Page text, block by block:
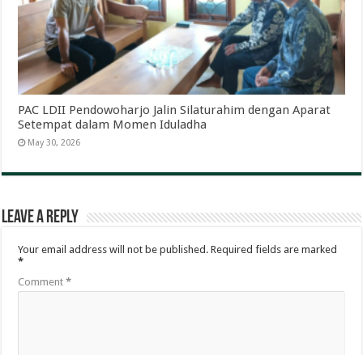
PAC LDII Pendowoharjo Jalin Silaturahim dengan Aparat
Setempat dalam Momen Iduladha
May 30, 2026
Leave a Reply
Your email address will not be published. Required fields are marked
*
Comment*